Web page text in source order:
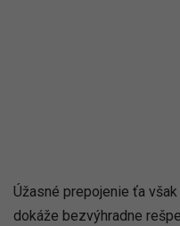
Úžasné prepojenie ťa
dokáže bezvýhradne